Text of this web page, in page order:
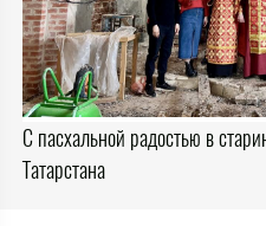
С пасхальной радостью в
Татарстана